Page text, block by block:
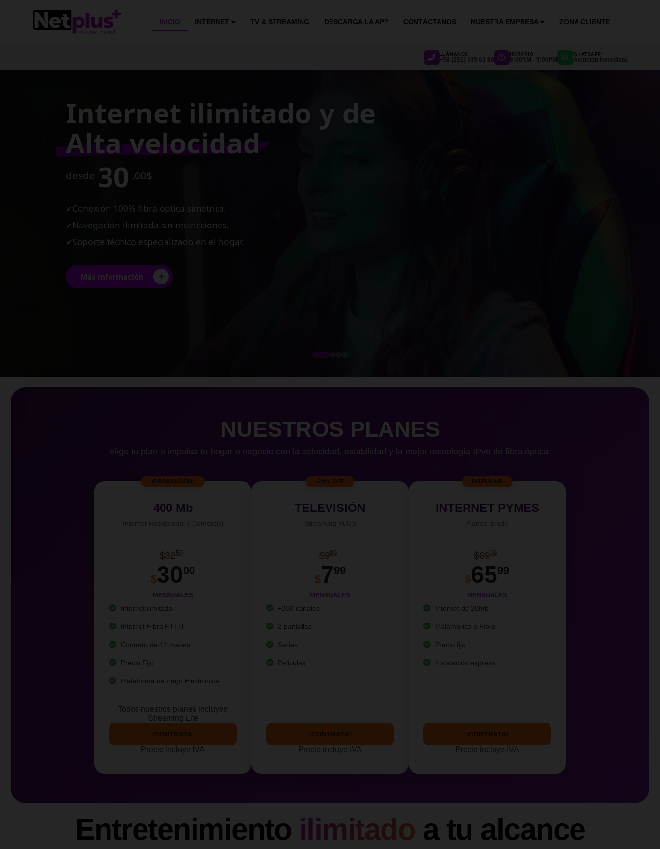
INICIO INTERNET TV & STREAMING DESCARGA LA APP CONTÁCTANOS NUESTRA EMPRESA ZONA CLIENTE
LLÁMANOS
+58 (251) 335 63 80
HORARIO
8:00AM - 9:00PM
WHATSAPP
Atención inmediata
Conexión estable y
de alta velocidad
para tu negocio
10
✔Planes diseñados para pequeñas y medianas empresas.
✔Estabilidad garantizada para tus procesos críticos.
Más información +
NUESTROS PLANES
Elige tu plan e impulsa tu hogar o negocio con la velocidad, estabilidad y la mejor tecnología IPv6 de fibra óptica.
¡PROMOCIÓN!
400 Mb
$3250
$3000
MENSUALES
Internet ilimitado
Internet Fibra FTTH
Contrato de 12 meses
Precio Fijo
Plataforma de Pago Electrónica
Todos nuestros planes incluyen
Streaming Lite
¡CONTRATA!
Precio incluye IVA
-20% OFF
TELEVISIÓN
$999
$799
MENSUALES
+200 canales
2 pantallas
Series
Peliculas
¡CONTRATA!
Precio incluye IVA
POPULAR
INTERNET PYMES
$6999
$6599
MENSUALES
Internet de 20Mb
Inalámbrico o Fibra
Precio fijo
Instalación express
¡CONTRATA!
Precio incluye IVA
Entretenimiento ilimitado a tu alcance